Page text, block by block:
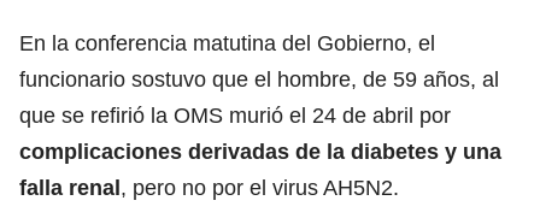
En la conferencia matutina del Gobierno, el
funcionario sostuvo que el hombre, de 59 años, al
que se refirió la OMS murió el 24 de abril por
complicaciones derivadas de la diabetes y una
falla renal, pero no por el virus AH5N2.